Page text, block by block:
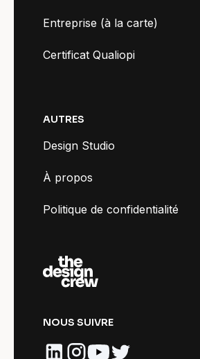
Entreprise (à la carte)
Certificat Qualiopi
AUTRES
Design Studio
À propos
Politique de confidentialité
NOUS SUIVRE